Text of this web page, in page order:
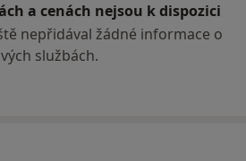
a cenách nejsou k dispozici
nepřidával žádné informace o
službách.